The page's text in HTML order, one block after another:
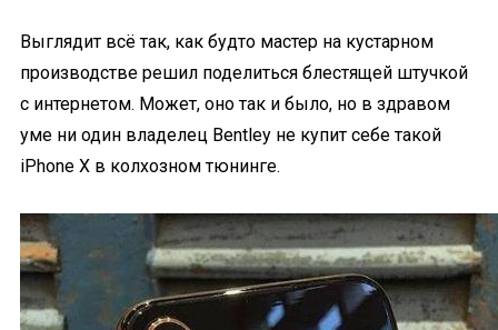
Выглядит всё так, как будто мастер на кустарном
производстве решил поделиться блестящей штучкой
с интернетом. Может, оно так и было, но в здравом
уме ни один владелец Bentley не купит себе такой
iPhone X в колхозном тюнинге.